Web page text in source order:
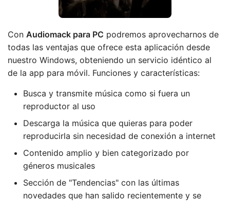
Con Audiomack para PC podremos aprovecharnos de
todas las ventajas que ofrece esta aplicación desde
nuestro Windows, obteniendo un servicio idéntico al
de la app para móvil. Funciones y características:
Busca y transmite música como si fuera un
reproductor al uso
Descarga la música que quieras para poder
reproducirla sin necesidad de conexión a internet
Contenido amplio y bien categorizado por
géneros musicales
Sección de "Tendencias" con las últimas
novedades que han salido recientemente y se